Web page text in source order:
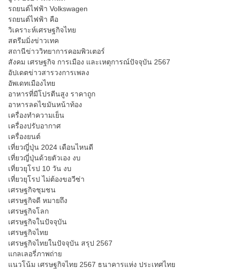
รถยนต์ไฟฟ้า Volkswagen
รถยนต์ไฟฟ้า คือ
วิเคราะห์เศรษฐกิจไทย
สตรีมมิ่งข่าวเทค
สถานีข่าววิทยาการคอมพิวเตอร์
สังคม เศรษฐกิจ การเมือง และเหตุการณ์ปัจจุบัน 2567
อัปเดตข่าวสารวงการเพลง
อัพเดทเมืองไทย
อาหารที่มีโปรตีนสูง ราคาถูก
อาหารลดไขมันหน้าท้อง
เครื่องทำความเย็น
เครื่องปรับอากาศ
เครื่องยนต์
เที่ยวญี่ปุ่น 2024 เดือนไหนดี
เที่ยวญี่ปุ่นด้วยตัวเอง งบ
เที่ยวยุโรป 10 วัน งบ
เที่ยวยุโรป ไม่ต้องขอวีซ่า
เศรษฐกิจชุมชน
เศรษฐกิจดี หมายถึง
เศรษฐกิจโลก
เศรษฐกิจในปัจจุบัน
เศรษฐกิจไทย
เศรษฐกิจไทยในปัจจุบัน สรุป 2567
แกลเลอรี่ภาพถ่าย
แนวโน้ม เศรษฐกิจไทย 2567 ธนาคารแห่ง ประเทศไทย